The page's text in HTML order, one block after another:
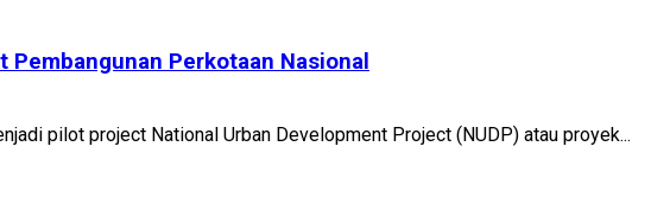
Perkotaan Nasional
pilot project National Urban Development Project (NUDP) atau proyek...